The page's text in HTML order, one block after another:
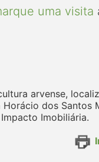
uma visita
arvense,
dos Santos
Imobiliária.